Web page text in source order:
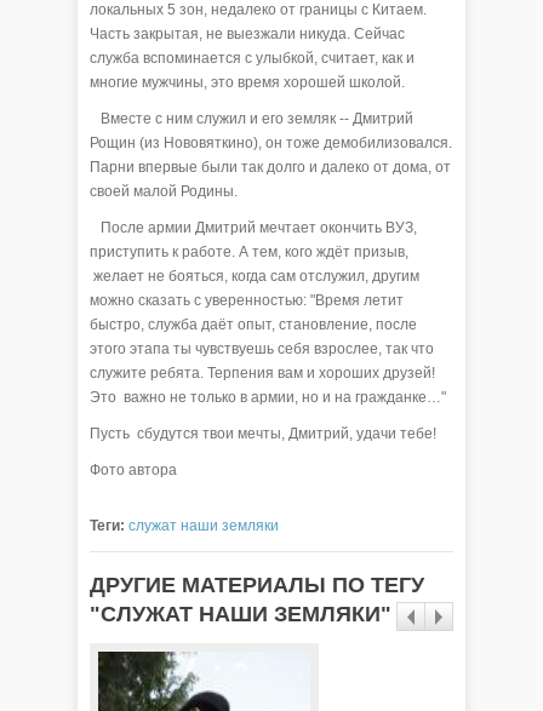
локальных 5 зон, недалеко от границы с Китаем.
Часть закрытая, не выезжали никуда. Сейчас
служба вспоминается с улыбкой, считает, как и
многие мужчины, это время хорошей школой.
Вместе с ним служил и его земляк -- Дмитрий
Рощин (из Нововяткино), он тоже демобилизовался.
Парни впервые были так долго и далеко от дома, от
своей малой Родины.
После армии Дмитрий мечтает окончить ВУЗ,
приступить к работе. А тем, кого ждёт призыв,
желает не бояться, когда сам отслужил, другим
можно сказать с уверенностью: "Время летит
быстро, служба даёт опыт, становление, после
этого этапа ты чувствуешь себя взрослее, так что
служите ребята. Терпения вам и хороших друзей!
Это важно не только в армии, но и на гражданке…"
Пусть сбудутся твои мечты, Дмитрий, удачи тебе!
Фото автора
Теги: служат наши земляки
ДРУГИЕ МАТЕРИАЛЫ ПО ТЕГУ
"СЛУЖАТ НАШИ ЗЕМЛЯКИ"